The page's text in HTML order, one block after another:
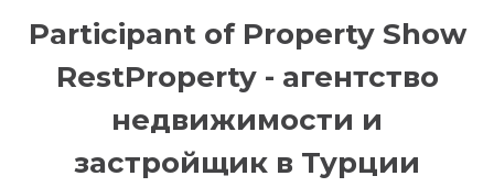
Participant of Property Show
RestProperty - агентство
недвижимости и
застройщик в Турции